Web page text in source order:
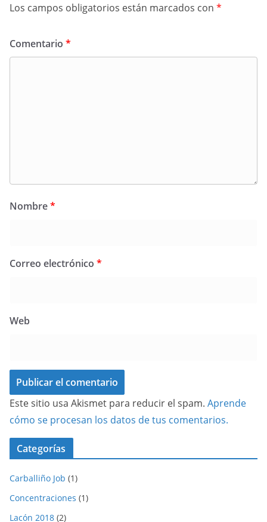
Los campos obligatorios están marcados con *
Comentario *
Nombre*
Correo electrónico *
Web
Este sitio usa Akismet para reducir el spam. Aprende
cómo se procesan los datos de tus comentarios.
Categorías
Carballiño Job (1)
Concentraciones (1)
Lacón 2018 (2)